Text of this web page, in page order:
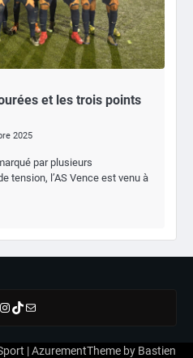
et les trois points
2025
par plusieurs
tension, l’AS Vence est venu à
Instagram
TikTok
E-mail
| AzurementTheme by Bastien